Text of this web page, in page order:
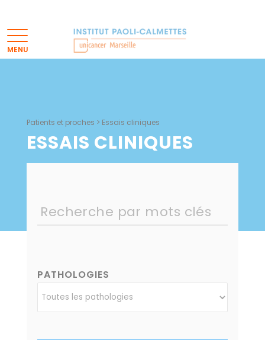
Patients et proches > Essais cliniques
ESSAIS CLINIQUES
PATHOLOGIES